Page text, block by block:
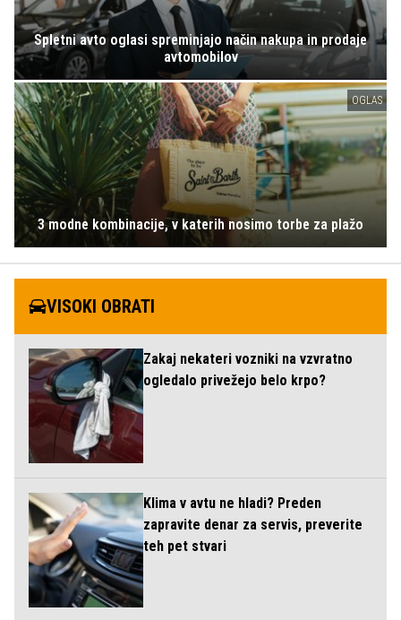
Spletni avto oglasi spreminjajo način nakupa in prodaje
avtomobilov
OGLAS
3 modne kombinacije, v katerih nosimo torbe za plažo
VISOKI OBRATI
Zakaj nekateri vozniki na vzvratno
ogledalo privežejo belo krpo?
Klima v avtu ne hladi? Preden
zapravite denar za servis, preverite
teh pet stvari